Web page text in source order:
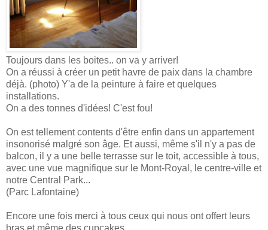
Toujours dans les boites.. on va y arriver!
On a réussi à créer un petit havre de paix dans la chambre
déjà. (photo) Y'a de la peinture à faire et quelques
installations.
On a des tonnes d'idées! C'est fou!
On est tellement contents d'être enfin dans un appartement
insonorisé malgré son âge. Et aussi, même s'il n'y a pas de
balcon, il y a une belle terrasse sur le toit, accessible à tous,
avec une vue magnifique sur le Mont-Royal, le centre-ville et
notre Central Park...
(Parc Lafontaine)
Encore une fois merci à tous ceux qui nous ont offert leurs
bras et même des cupcakes...